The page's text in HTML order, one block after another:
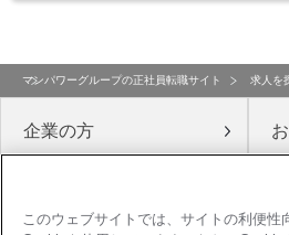
マンパワーグループの正社員転職サイト 求人を
企業の方
公式ソーシャルメディア
このウェブサイトでは、サイトの利便性